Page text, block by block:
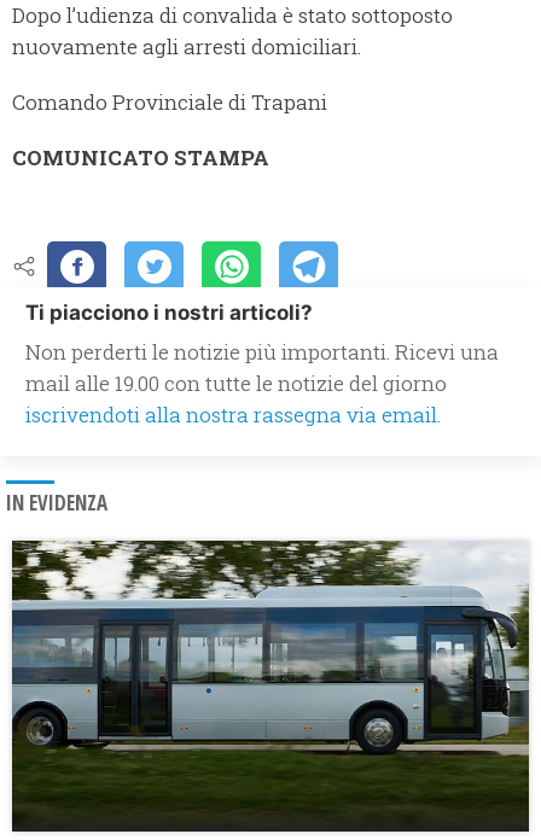
Dopo l’udienza di convalida è stato sottoposto
nuovamente agli arresti domiciliari.
Comando Provinciale di Trapani
COMUNICATO STAMPA
Ti piacciono i nostri articoli?
Non perderti le notizie più importanti. Ricevi una
mail alle 19.00 con tutte le notizie del giorno
iscrivendoti alla nostra rassegna via email.
IN EVIDENZA